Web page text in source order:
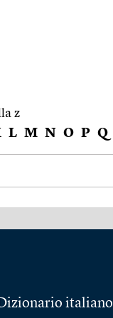
z
L M N O P Q
italiano